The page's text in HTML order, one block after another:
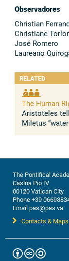
Observadores
Christian
Christiane
José Romero
Laureano
RELATED
The Human
Aristoteles
Miletus
The Pontifical
Casina Pio IV
00120 Vatican City
Phone +39
Email pas@pas.va
Contacts & Maps